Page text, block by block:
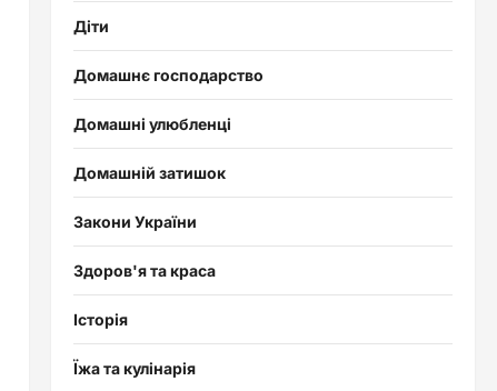
Діти
Домашнє господарство
Домашні улюбленці
Домашній затишок
Закони України
Здоров'я та краса
Історія
Їжа та кулінарія